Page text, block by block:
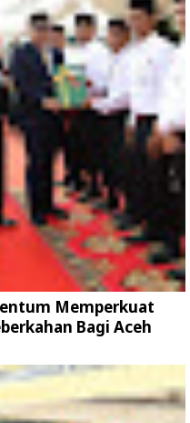
Memperkuat
Bagi Aceh